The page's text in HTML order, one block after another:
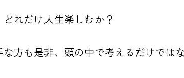
どれだけ人生楽しむか？
方も是非、頭の中で考えるだけでは